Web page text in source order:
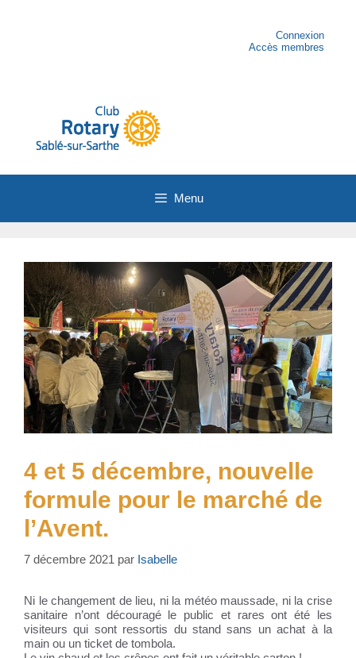
Connexion
Accès membres
Menu
4 et 5 décembre, nouvelle
formule pour le marché de
l’Avent.
7 décembre 2021 par Isabelle
Ni le changement de lieu, ni la météo maussade, ni la crise
sanitaire n’ont découragé le public et rares ont été les
visiteurs qui sont ressortis du stand sans un achat à la
main ou un ticket de tombola.